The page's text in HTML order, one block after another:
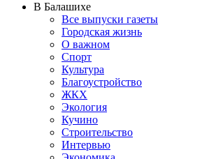
В Балашихе
Все выпуски газеты
Городская жизнь
О важном
Спорт
Культура
Благоустройство
ЖКХ
Экология
Кучино
Строительство
Интервью